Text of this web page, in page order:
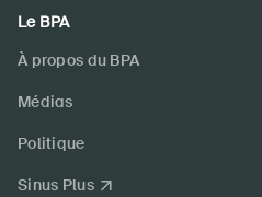
Le BPA
À propos du BPA
Médias
Politique
Sinus Plus